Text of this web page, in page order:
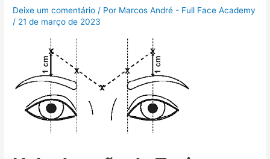
Deixe um comentário / Por Marcos André - Full Face Academy
/ 21 de março de 2023